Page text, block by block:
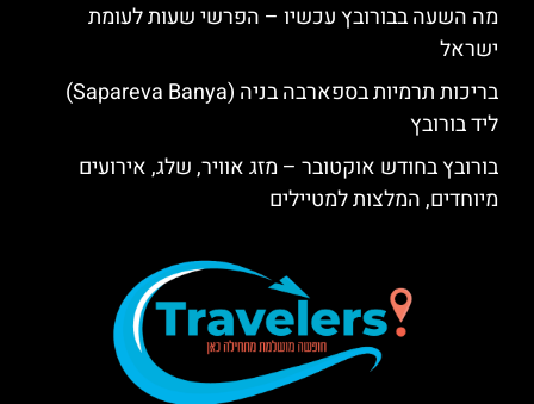
מה השעה בבורובץ עכשיו – הפרשי שעות לעומת
ישראל
בריכות תרמיות בספארבה בניה (Sapareva Banya)
ליד בורובץ
בורובץ בחודש אוקטובר – מזג אוויר, שלג, אירועים
מיוחדים, המלצות למטיילים